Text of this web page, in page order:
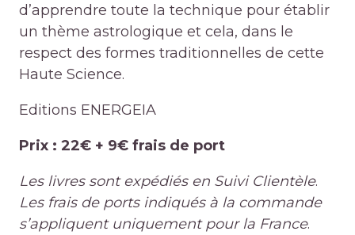
d’apprendre toute la technique pour établir
un thème astrologique et cela, dans le
respect des formes traditionnelles de cette
Haute Science.
Editions ENERGEIA
Prix : 22€ + 9€ frais de port
Les livres sont expédiés en Suivi Clientèle.
Les frais de ports indiqués à la commande
s’appliquent uniquement pour la France.